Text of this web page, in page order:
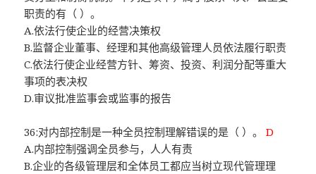
职责的有（ ）。
A.依法行使企业的经营决策权
B.监督企业董事、经理和其他高级管理人员依法履行职责
C.依法行使企业经营方针、筹资、投资、利润分配等重大
事项的表决权
D.审议批准监事会或监事的报告
36:对内部控制是一种全员控制理解错误的是（ ）。D
A.内部控制强调全员参与，人人有责
B.企业的各级管理层和全体员工都应当树立现代管理理